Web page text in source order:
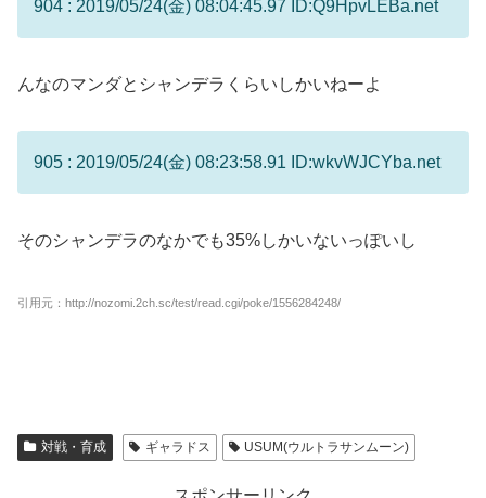
904 : 2019/05/24(金) 08:04:45.97 ID:Q9HpvLEBa.net
んなのマンダとシャンデラくらいしかいねーよ
905 : 2019/05/24(金) 08:23:58.91 ID:wkvWJCYba.net
そのシャンデラのなかでも35%しかいないっぽいし
引用元：http://nozomi.2ch.sc/test/read.cgi/poke/1556284248/
対戦・育成 ギャラドス USUM(ウルトラサンムーン)